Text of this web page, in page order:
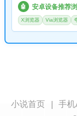
🤖 安卓设备推荐
X浏览器 Via浏览器
小说首页 手